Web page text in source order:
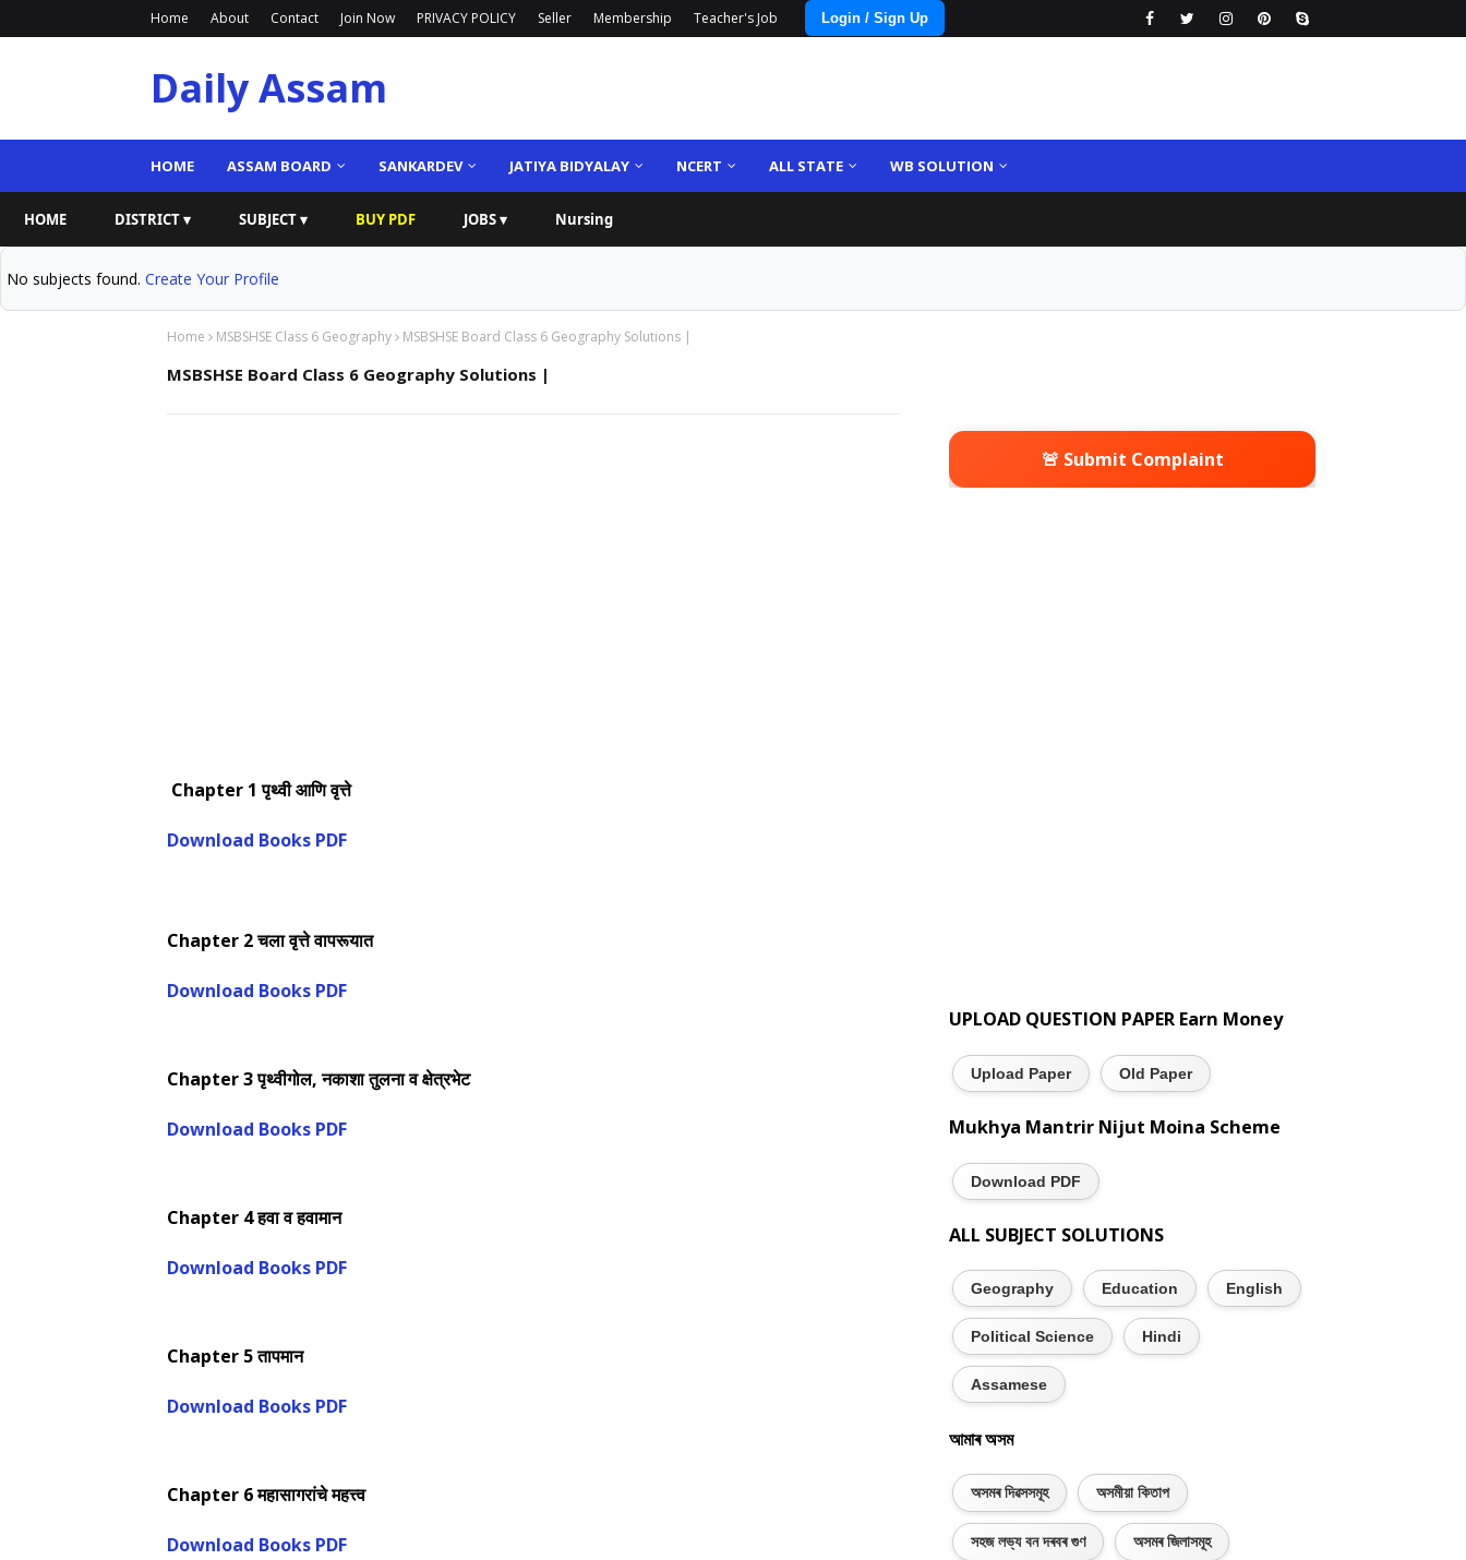
Home About Contact Join Now PRIVACY POLICY Seller Membership Teacher's Job Login / Sign Up
Daily Assam
HOME ASSAM BOARD SANKARDEV JATIYA BIDYALAY NCERT ALL STATE WB SOLUTION
HOME DISTRICT ▾ SUBJECT ▾ BUY PDF JOBS ▾ Nursing
No subjects found. Create Your Profile
Home MSBSHSE Class 6 Geography MSBSHSE Board Class 6 Geography Solutions |
MSBSHSE Board Class 6 Geography Solutions |
Chapter 1पृथ्वी आणि वृत्ते
Download Books PDF
Chapter 2चला वृत्ते वापरूयात
Download Books PDF
Chapter 3पृथ्वीगोल, नकाशा तुलना व क्षेत्रभेट
Download Books PDF
Chapter 4हवा व हवामान
Download Books PDF
Chapter 5तापमान
Download Books PDF
Chapter 6महासागरांचे महत्त्व
Download Books PDF
🚨 Submit Complaint
UPLOAD QUESTION PAPER Earn Money
Upload Paper Old Paper
Mukhya Mantrir Nijut Moina Scheme
Download PDF
ALL SUBJECT SOLUTIONS
Geography Education English
Political Science Hindi
Assamese
আমাৰ অসম
অসমৰ দিৱসসমূহ অসমীয়া কিতাপ
সহজ লভ্য বন দৰবৰ গুণ অসমৰ জিলাসমূহ